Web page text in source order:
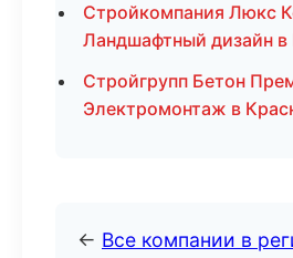
Стройкомпания Люкс
Ландшафтный дизайн
Стройгрупп Бетон
Электромонтаж в
← Все компании в